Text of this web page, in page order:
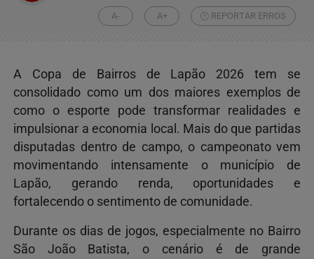
A- A+ REPORTAR ERROS
A Copa de Bairros de Lapão 2026 tem se
consolidado como um dos maiores exemplos de
como o esporte pode transformar realidades e
impulsionar a economia local. Mais do que partidas
disputadas dentro de campo, o campeonato vem
movimentando intensamente o município de
Lapão, gerando renda, oportunidades e
fortalecendo o sentimento de comunidade.
Durante os dias de jogos, especialmente no Bairro
São João Batista, o cenário é de grande